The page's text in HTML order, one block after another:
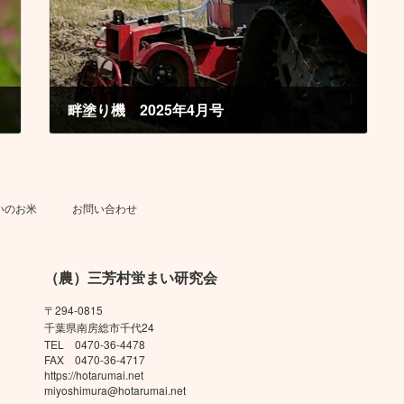
畔塗り機 2025年4月号
のお米 お問い合わせ
（農）三芳村蛍まい研究会
〒294-0815
千葉県南房総市千代24
TEL 0470-36-4478
FAX 0470-36-4717
https://hotarumai.net
miyoshimura@hotarumai.net